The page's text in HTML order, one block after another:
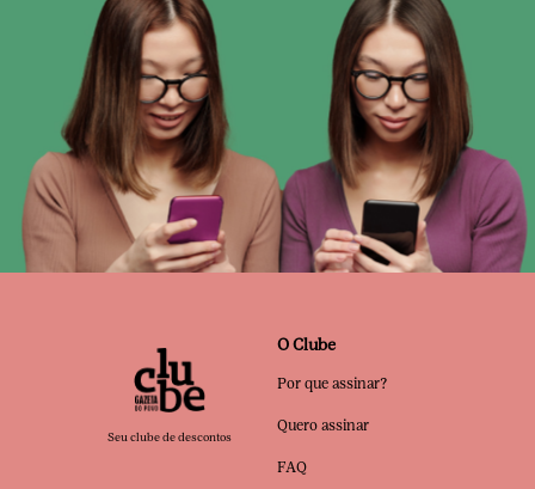
Seu clube de descontos
O Clube
Por que assinar?
Quero assinar
FAQ